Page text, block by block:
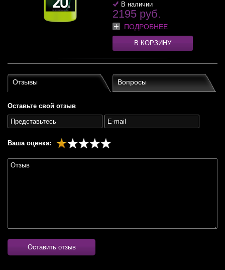
В наличии
2195 руб.
ПОДРОБНЕЕ
В КОРЗИНУ
Отзывы Вопросы
Оставьте свой отзыв
Ваша оценка:
Оставить отзыв